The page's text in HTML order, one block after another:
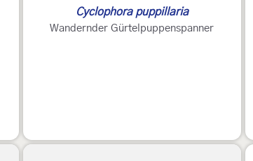
Cyclophora puppillaria
Wandernder Gürtelpuppenspanner